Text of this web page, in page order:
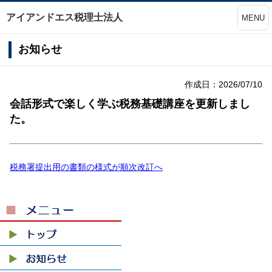
アイアンドエス税理士法人 MENU
お知らせ
作成日：2026/07/10
会話形式で楽しく学ぶ税務基礎講座を更新しまし
た。
税務署提出用の書類の様式が順次改訂へ